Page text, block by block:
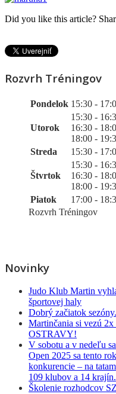
Did you like this article?
Rozvrh Tréningov
Pondelok 15:30 -
Utorok
15:30 -
16:30 -
18:00 -
Streda
15:30 -
Štvrtok
15:30 -
16:30 -
18:00 -
Piatok
17:00 -
Rozvrh Tréningov
Novinky
Judo Klub Martin
športovej haly
Dobrý začiatok sezóny.
Martinčania si vezú
OSTRAVY!
V sobotu a v nedeľu
Open 2025 sa tento
konkurencie – na
109 klubov a 14 krajín.
Školenie rozhodcov